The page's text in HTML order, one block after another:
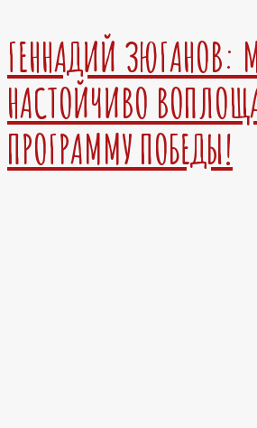
ГЕННАДИЙ ЗЮГАНОВ:
НАСТОЙЧИВО
ПРОГРАММУ ПОБЕДЫ!